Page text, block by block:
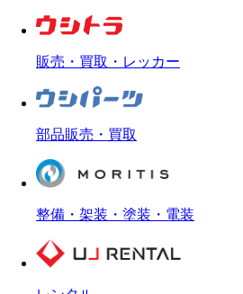
販売・買取・レッカー
部品販売・買取
整備・架装・塗装・電装